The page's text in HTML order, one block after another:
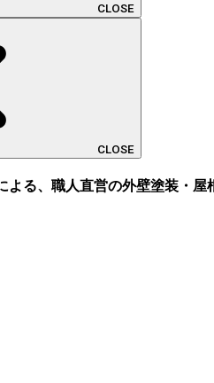
CLOSE
CLOSE
よる、職人直営の外壁塗装・屋